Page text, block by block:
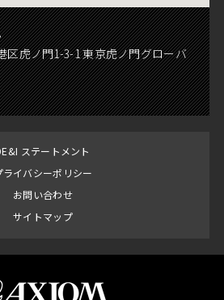
虎ノ門1-3-1 東京虎ノ門グローバ
ステートメント
ライバシーポリシー
お問い合わせ
サイトマップ